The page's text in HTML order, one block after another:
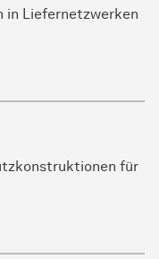
in Liefernetzwerken
für